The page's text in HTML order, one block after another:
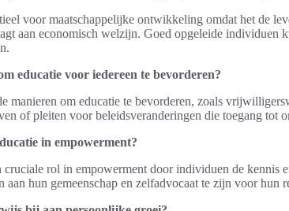
voor maatschappelijke ontwikkeling omdat het de
aan economisch welzijn. Goed opgeleide individuen
educatie voor iedereen te bevorderen?
manieren om educatie te bevorderen, zoals
of pleiten voor beleidsveranderingen die toegang tot
in empowerment?
cruciale rol in empowerment door individuen de kennis
aan hun gemeenschap en zelfadvocaat te zijn voor hun